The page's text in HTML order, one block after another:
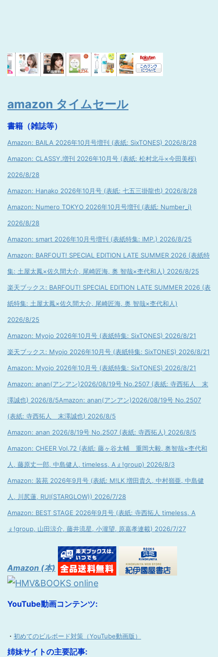
amazon タイムセール
書籍（雑誌等）
Amazon: BAILA 2026年10月号増刊 (表紙: SixTONES) 2026/8/28
Amazon: CLASSY.増刊 2026年10月号 (表紙: 松村北斗×今田美桜)
2026/8/28
Amazon: Hanako 2026年10月号 (表紙: 七五三掛龍也) 2026/8/28
Amazon: Numero TOKYO 2026年10月号増刊 (表紙: Number_i)
2026/8/28
Amazon: smart 2026年10月号増刊 (表紙特集: IMP.) 2026/8/25
Amazon: BARFOUT! SPECIAL EDITION LATE SUMMER 2026 (表紙特
集: 土屋太鳳×佐久間大介, 尾崎匠海, 奥 智哉×杢代和人) 2026/8/25
楽天ブックス: BARFOUT! SPECIAL EDITION LATE SUMMER 2026 (表
紙特集: 土屋太鳳×佐久間大介, 尾崎匠海, 奥 智哉×杢代和人)
2026/8/25
Amazon: Myojo 2026年10月号 (表紙特集: SixTONES) 2026/8/21
楽天ブックス: Myojo 2026年10月号 (表紙特集: SixTONES) 2026/8/21
Amazon: Myojo 2026年10月号 (表紙特集: SixTONES) 2026/8/21
Amazon: anan(アンアン)2026/08/19号 No.2507 (表紙: 寺西拓人 末
澤誠也) 2026/8/5Amazon: anan(アンアン)2026/08/19号 No.2507
(表紙: 寺西拓人 末澤誠也) 2026/8/5
Amazon: anan 2026/8/19号 No.2507 (表紙: 寺西拓人) 2026/8/5
Amazon: CHEER Vol.72 (表紙: 藤ヶ谷太輔 重岡大毅, 奥智哉×杢代和
人, 藤原丈一郎, 中島健人, timeless, Aぇ!group) 2026/8/3
Amazon: 装苑 2026年9月号 (表紙: M!LK 増田貴久, 中村嶺亜, 中島健
人, 川尻蓮, RUI(STARGLOW)) 2026/7/28
Amazon: BEST STAGE 2026年9月号 (表紙: 寺西拓人 timeless, A
ぇ!group, 山田涼介, 藤井流星, 小瀧望, 原嘉孝連載) 2026/7/27
Amazon (本)
YouTube動画コンテンツ:
・ 初めてのビルボード対策（YouTube動画版）
姉妹サイトの主要記事: